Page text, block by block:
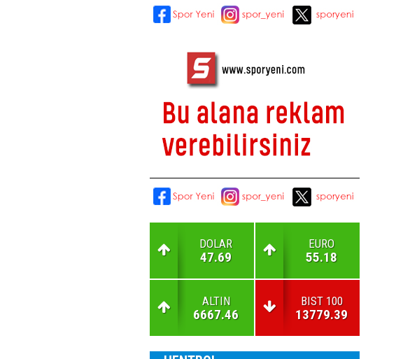
DOLAR
47.69
EURO
55.18
ALTIN
6667.46
BIST 100
13779.39